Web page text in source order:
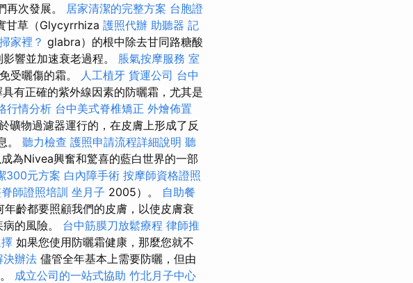
再次發展。 居家清潔的完整方案 台胞證
甘草（Glycyrrhiza 護照代辦 助聽器 記
家裡？ glabra）的根中除去甘同路糖酸
響並加速衰老過程。 脹氣按摩服務 室
受曬傷的霜。 人工植牙 貨運公司 台中
有正確的紫外線因素的防曬霜，尤其是
行情分析 台中美式脊椎矯正 外燴佈置
礦物過濾器運行的，在皮膚上形成了反
。 聽力檢查 護照申請流程詳細說明 聽
為Nivea興奮和驚喜的藍白世界的一部
300元方案 白內障手術 按摩師資格證照
師證照培訓 坐月子 2005）。 自助餐
齡都要照顧我們的皮膚，以使皮膚衰
的風險。 台中筋膜刀放鬆療程 律師推
如果您使用防曬霜健康，那麼您就不
決辦法 儘管全年基本上需要防曬，但由
成立公司的一站式協助 竹北月子中心